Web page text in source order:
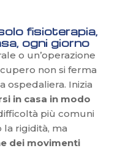
fisioterapia,
ogni giorno
o un’operazione
non si ferma
ospedaliera. Inizia
in casa in modo
più comuni
la rigidità, ma
dei movimenti